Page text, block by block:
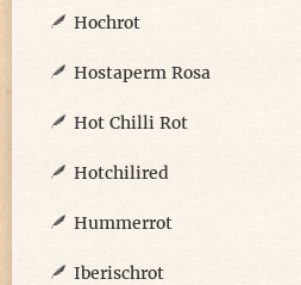
Hochrot
Hostaperm Rosa
Hot Chilli Rot
Hotchilired
Hummerrot
Iberischrot